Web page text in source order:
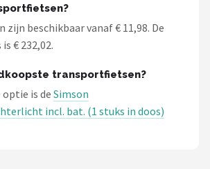
beschikbaar vanaf € 11,98. De
€ 232,02.
transportfietsen?
is de Simson
incl. bat. (1 stuks in doos)